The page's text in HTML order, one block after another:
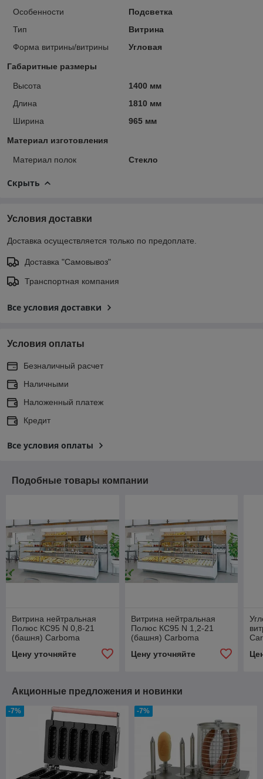
Особенности
Подсветка
Тип
Витрина
Форма витрины/витрины
Угловая
Габаритные размеры
Высота
1400 мм
Длина
1810 мм
Ширина
965 мм
Материал изготовления
Материал полок Стекло
Скрыть
Условия доставки
Доставка осуществляется только по предоплате.
Доставка "Самовывоз"
Транспортная компания
Все условия доставки
Условия оплаты
Безналичный расчет
Наличными
Наложенный платеж
Кредит
Все условия оплаты
Подобные товары компании
Витрина нейтральная
Полюс КС95 N 0,8-21
(башня) Carboma
Цену уточняйте
Витрина нейтральная
Полюс КС95 N 1,2-21
(башня) Carboma
Цену уточняйте
Акционные предложения и новинки
-7% -7%